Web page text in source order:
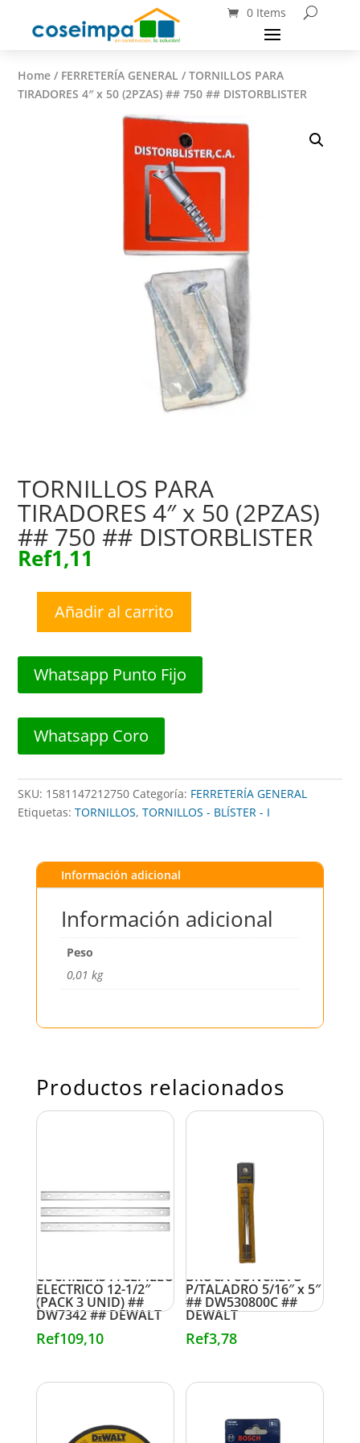
0 Items
Home / FERRETERÍA GENERAL / TORNILLOS PARA
TIRADORES 4″ x 50 (2PZAS) ## 750 ## DISTORBLISTER
TORNILLOS PARA
TIRADORES 4″ x 50 (2PZAS)
## 750 ## DISTORBLISTER
Ref1,11
TORNILLOS
TIRADORES
x
(2PZAS)
##
##
DISTORBLISTER
Añadir al carrito
Whatsapp Punto Fijo
Whatsapp Coro
SKU: 1581147212750 Categoría: FERRETERÍA GENERAL
Etiquetas:TORNILLOS,TORNILLOS - BLÍSTER - I
Información adicional
Información adicional
Peso
0,01 kg
Productos relacionados
CUCHILLAS P/CEPILLO
ELECTRICO 12-1/2″
(PACK 3 UNID) ##
DW7342 ## DEWALT
Ref109,10
BROCA CONCRETO
P/TALADRO 5/16″ x 5″
## DW530800C ##
DEWALT
Ref3,78